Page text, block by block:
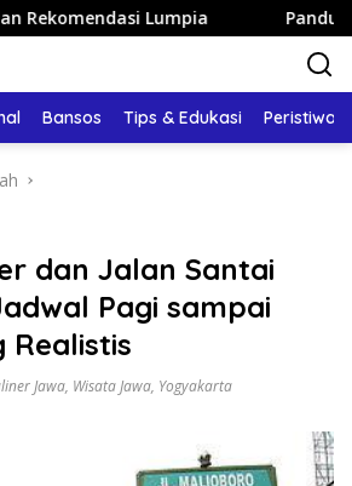
Panduan Wisata
Bansos Tips & Edukasi Peristiwa
dan Jalan Santai
Pagi sampai
Realistis
Jawa, Wisata Jawa, Yogyakarta